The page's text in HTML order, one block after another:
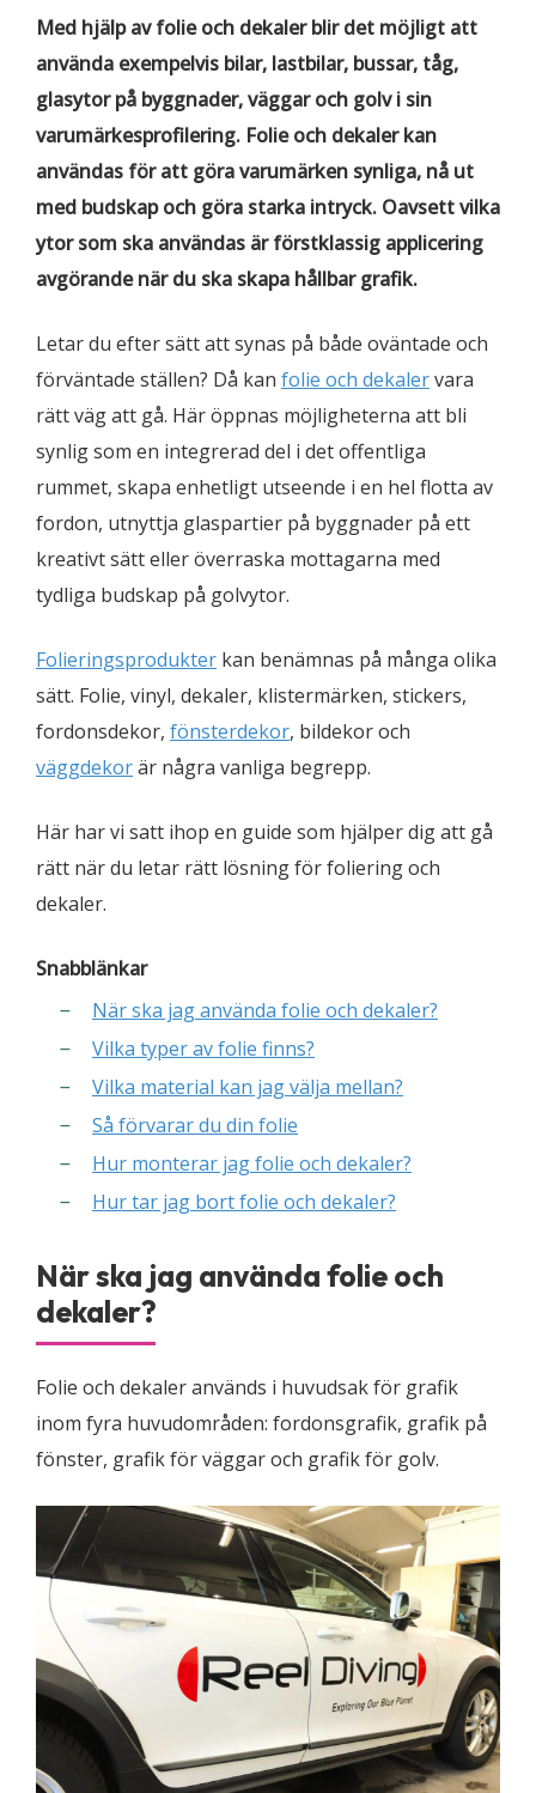
Med hjälp av folie och dekaler blir det möjligt att
använda exempelvis bilar, lastbilar, bussar, tåg,
glasytor på byggnader, väggar och golv i sin
varumärkesprofilering. Folie och dekaler kan
användas för att göra varumärken synliga, nå ut
med budskap och göra starka intryck. Oavsett vilka
ytor som ska användas är förstklassig applicering
avgörande när du ska skapa hållbar grafik.
Letar du efter sätt att synas på både oväntade och
förväntade ställen? Då kan folie och dekalervara
rätt väg att gå. Här öppnas möjligheterna att bli
synlig som en integrerad del i det offentliga
rummet, skapa enhetligt utseende i en hel flotta av
fordon, utnyttja glaspartier på byggnader på ett
kreativt sätt eller överraska mottagarna med
tydliga budskap på golvytor.
Folieringsprodukter kan benämnas på många olika
sätt. Folie, vinyl, dekaler, klistermärken, stickers,
fordonsdekor, fönsterdekor, bildekor och
väggdekorär några vanliga begrepp.
Här har vi satt ihop en guide som hjälper dig att gå
rätt när du letar rätt lösning för foliering och
dekaler.
Snabblänkar
När ska jag använda folie och dekaler?
Vilka typer av folie finns?
Vilka material kan jag välja mellan?
Så förvarar du din folie
Hur monterar jag folie och dekaler?
Hur tar jag bort folie och dekaler?
När ska jag använda folie och
dekaler?
Folie och dekaler används i huvudsak för grafik
inom fyra huvudområden: fordonsgrafik, grafik på
fönster, grafik för väggar och grafik för golv.